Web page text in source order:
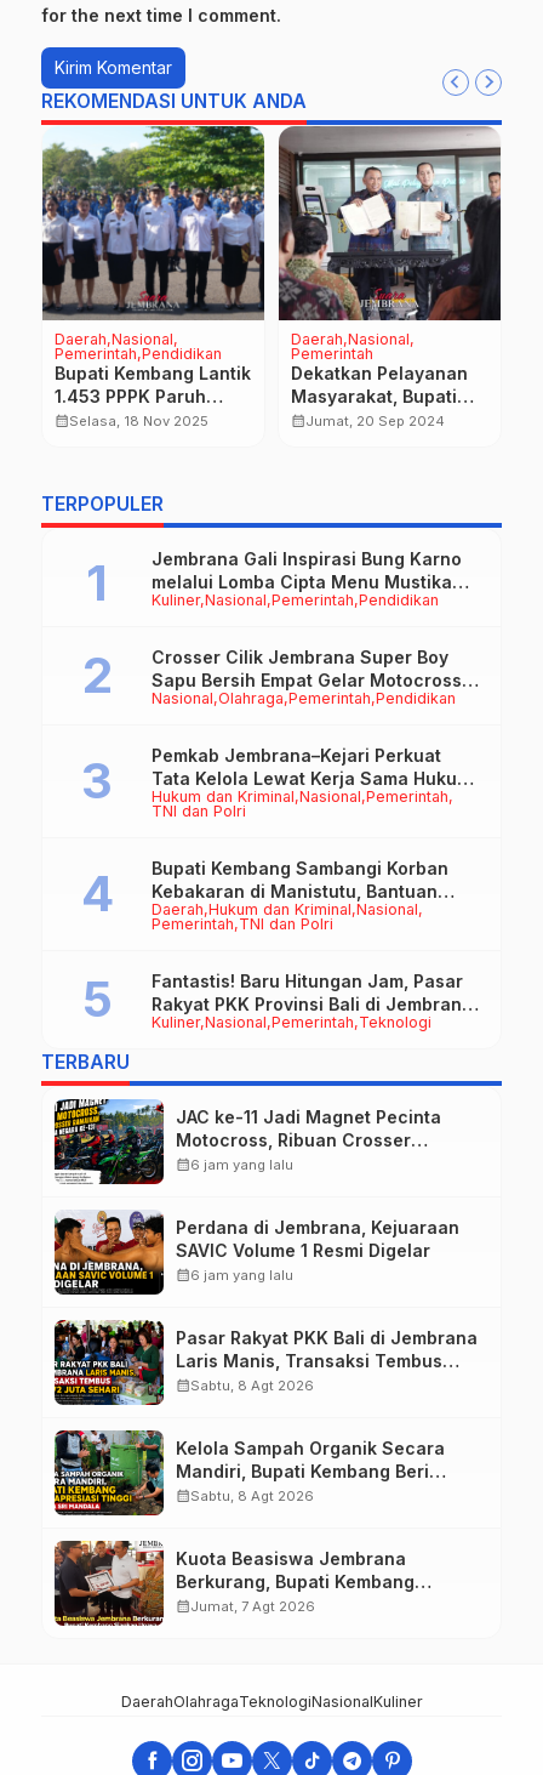
for the next time I comment.
REKOMENDASI UNTUK ANDA
Daerah Nasional
Pemerintah Pendidikan
Bupati Kembang Lantik
1.453 PPPK Paruh
Waktu, Ingatkan
calendar_monthSelasa, 18 Nov 2025
Daerah Nasional
Pemerintah
Dekatkan Pelayanan
Masyarakat, Bupati
Tamba Soft Launching
calendar_monthJumat, 20 Sep 2024
TERPOPULER
Kuliner Nasional Pemerintah Pendidikan
Jembrana Gali Inspirasi Bung Karno
melalui Lomba Cipta Menu Mustika
Rasa
Nasional Olahraga Pemerintah Pendidikan
Crosser Cilik Jembrana Super Boy
Sapu Bersih Empat Gelar Motocross
50cc
Hukum dan Kriminal Nasional Pemerintah
TNI dan Polri
Pemkab Jembrana–Kejari Perkuat
Tata Kelola Lewat Kerja Sama Hukum
Datun
Daerah Hukum dan Kriminal Nasional
Pemerintah TNI dan Polri
Bupati Kembang Sambangi Korban
Kebakaran di Manistutu, Bantuan
Disalurkan untuk Ringankan Beban
Kuliner Nasional Pemerintah Teknologi
Fantastis! Baru Hitungan Jam, Pasar
Rakyat PKK Provinsi Bali di Jembrana
Raup Omzet Ratusan Juta
TERBARU
JAC ke-11 Jadi Magnet Pecinta
Motocross, Ribuan Crosser
Ramaikan HUT Kota Negara ke-131
calendar_month6 jam yang lalu
Perdana di Jembrana, Kejuaraan
SAVIC Volume 1 Resmi Digelar
calendar_month6 jam yang lalu
Pasar Rakyat PKK Bali di Jembrana
Laris Manis, Transaksi Tembus
Rp.672 Juta Sehari
calendar_monthSabtu, 8 Agt 2026
Kelola Sampah Organik Secara
Mandiri, Bupati Kembang Beri
Apresiasi Tinggi Warga Sri
calendar_monthSabtu, 8 Agt 2026
Kuota Beasiswa Jembrana
Berkurang, Bupati Kembang
Siapkan Upaya Penambahan di
calendar_monthJumat, 7 Agt 2026
DaerahOlahragaTeknologiNasionalKuliner